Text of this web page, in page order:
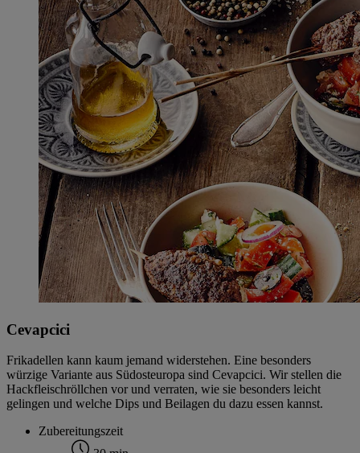
Cevapcici
Frikadellen kann kaum jemand widerstehen. Eine besonders
würzige Variante aus Südosteuropa sind Cevapcici. Wir stellen die
Hackfleischröllchen vor und verraten, wie sie besonders leicht
gelingen und welche Dips und Beilagen du dazu essen kannst.
Zubereitungszeit